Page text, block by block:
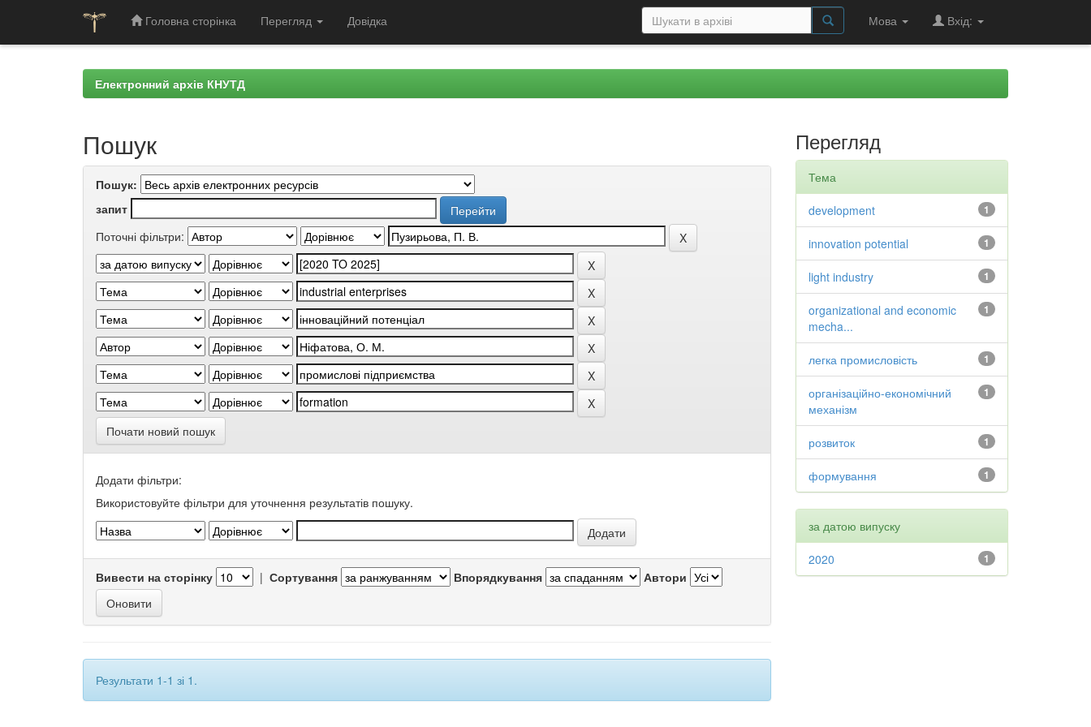
Головна сторінка Перегляд Довідка Мова Вхід:
Електронний архів КНУТД
Пошук
Пошук:
запит
Поточні фільтри:
Почати новий пошук
Додати фільтри:
Використовуйте фільтри для уточнення результатів пошуку.
Вивести на сторінку | Сортування Впорядкування Автори
Результати 1-1 зі 1.
Перегляд
Тема
1
development
1
innovation potential
1
light industry
1
organizational and economic
mecha...
1
легка промисловість
1
організаційно-економічний
механізм
1
розвиток
1
формування
за датою випуску
1
2020